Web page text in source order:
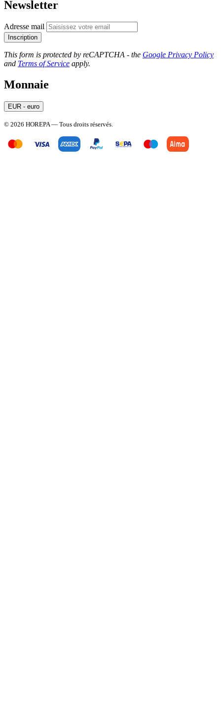
Newsletter
Adresse mail
Inscription
This form is protected by reCAPTCHA - the Google Privacy Policy
and Terms of Service apply.
Monnaie
EUR - euro
© 2026 HOREPA — Tous droits réservés.